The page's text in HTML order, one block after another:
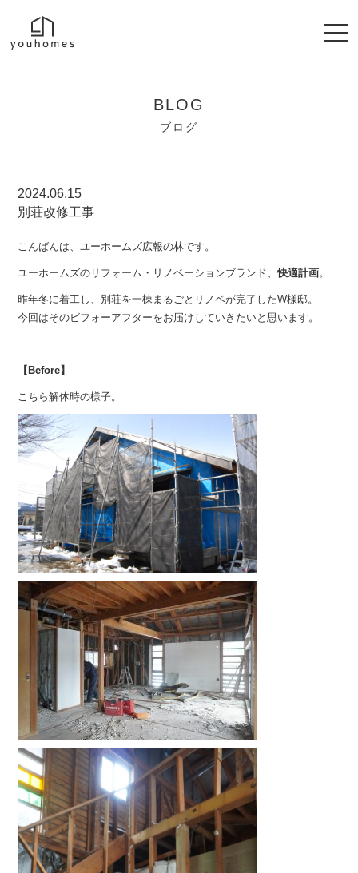
BLOG
ブログ
2024.06.15
別荘改修工事
こんばんは、ユーホームズ広報の林です。
ユーホームズのリフォーム・リノベーションブランド、快適計画。
昨年冬に着工し、別荘を一棟まるごとリノベが完了したW様邸。
今回はそのビフォーアフターをお届けしていきたいと思います。
【Before】
こちら解体時の様子。